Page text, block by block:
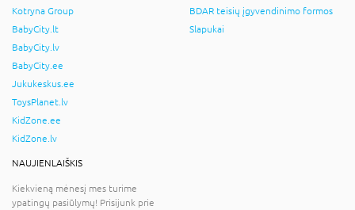
Kotryna Group
BabyCity.lt
BabyCity.lv
BabyCity.ee
Jukukeskus.ee
ToysPlanet.lv
KidZone.ee
KidZone.lv
BDAR teisių įgyvendinimo formos
Slapukai
NAUJIENLAIŠKIS
Kiekvieną mėnesį mes turime
ypatingų pasiūlymų! Prisijunk prie